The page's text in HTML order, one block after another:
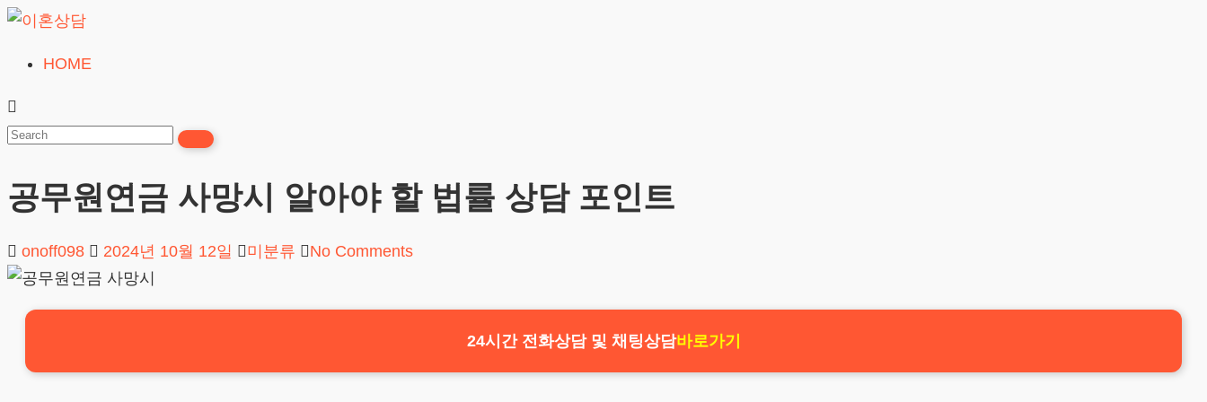
Skip
content
혼
상
24시간365일
HOME
공무원연금 사망시 알아야 할 법률 상담 포인트
onoff098 2024년 10월 12일 미분류 No Comments
24시간 전화상담 및 채팅상담바로가기